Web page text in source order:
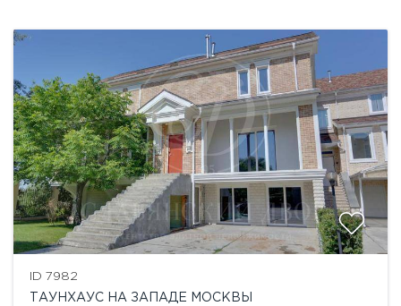
ID 7982
ТАУНХАУС НА ЗАПАДЕ МОСКВЫ